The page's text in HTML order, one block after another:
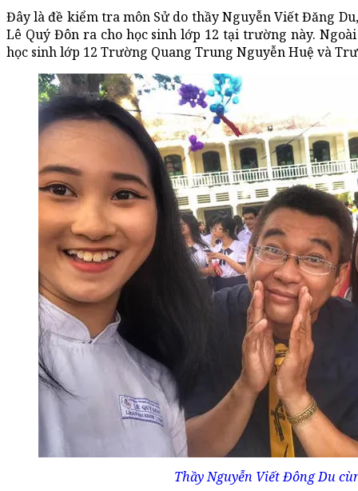
Đây là đề kiểm tra môn Sử do thầy Nguyễn Viết Đăng
Lê Quý Đôn ra cho học sinh lớp 12 tại trường này.
học sinh lớp 12 Trường Quang Trung Nguyễn Huệ và
Thầy Nguyễn Viết Đông Du